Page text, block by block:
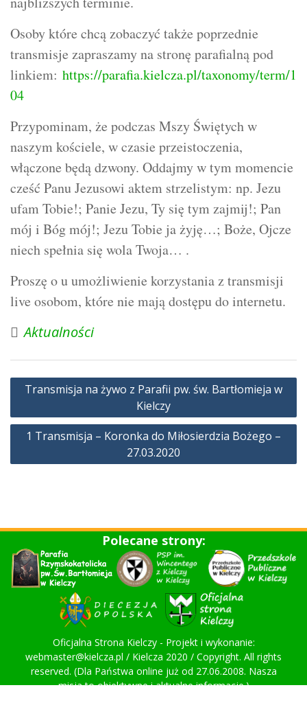
Osoby które chcą zobaczyć także poprzednie
transmisje zapraszamy na stronę parafialną pod
linkiem: https://parafia.kielcza.pl/taxonomy/term/1
04
Przypominam, że podczas Mszy Świętych w
naszym kościele, w czasie przeistoczenia,
włączone będą dzwony. Oddajmy w tym momencie
cześć Panu Jezusowi aktem strzelistym: np. Jezu
ufam Tobie!; Panie Jezu, Ty się tym zajmij!; Pan
mój i Bóg mój!; Jezu Tobie ja żyję…; Boże, Ojcze
niech spełnia się wola Twoja… .
Proszę o u umożliwienie korzystania z transmisji
live osobom, które nie mają dostępu do internetu.
Aktualności
Nawigacja
Transmisja na żywo z Parafii pw. św. Bartłomieja w
Kielczy
1 Transmisja – Koronka do Miłosierdzia Bożego –
27.03.2020
Polecane strony:
Oficjalna Strona Kielczy - Projekt i wykonanie:
webmaster@kielcza.pl / Kielcza 2020 / Copyright. All rights
reserved. (Dla Państwa online już od 27.06.2008. Nasza
misja to obiektywne i aktualne informacje.)